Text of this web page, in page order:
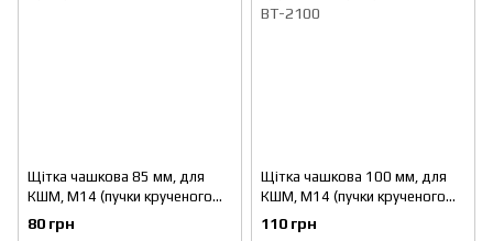
Щітка чашкова 85 мм, для
КШМ, М14 (пучки крученого
дроту) INTERTOOL BT-2085
80 грн
Щітка чашкова 100 мм, для
КШМ, М14 (пучки крученого
дроту) INTERTOOL BT-2100
110 грн